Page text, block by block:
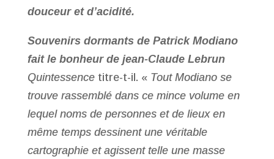
douceur et d’acidité.
Souvenirs dormants de Patrick Modiano
fait le bonheur de jean-Claude Lebrun
Quintessence titre-t-il. « Tout Modiano se
trouve rassemblé dans ce mince volume en
lequel noms de personnes et de lieux en
même temps dessinent une véritable
cartographie et agissent telle une masse